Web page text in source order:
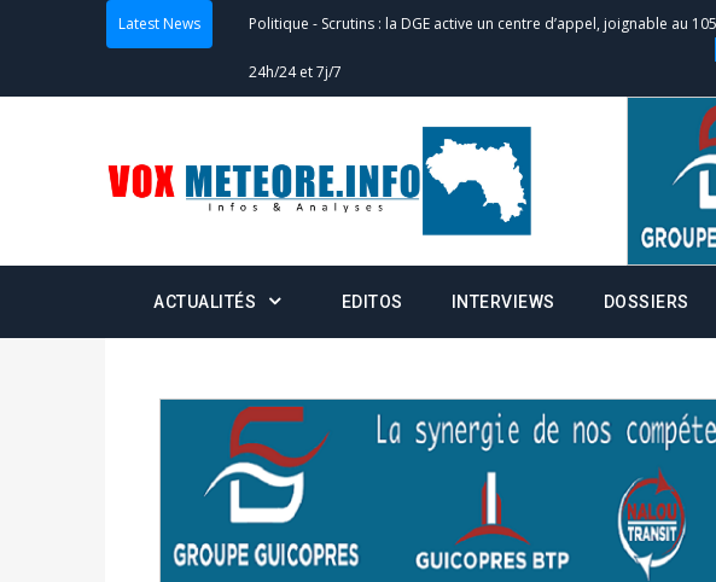
Latest News Actualités-Double scrutin du 31 mai : fin des campagnes ce jeudi
minuit
Communiqué relatif à la délivrance de la fiche de
Politique-Convocation des membres des Commissions
Centralisation des Votes (CACV) à une prestation de serment et à
formation
Politique Candidats : désignez vos représentants aux CACV
Politique Double scrutin du 31 mai : retrait des cartes d’électeurs
du 16 au 31 mai 2026
Politique Délégués de bureaux de vote : vos informations à
avant le 16 mai 2026 à 16h
ACTUALITÉS EDITOS INTERVIEWS DOSSIERS